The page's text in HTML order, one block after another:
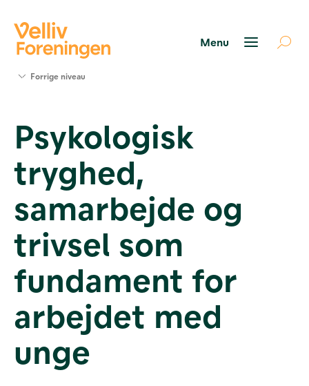
Værktøjer
og viden
Om Velliv
Foreningen
Kontakt
os
Forrige niveau
Psykologisk
tryghed,
samarbejde og
trivsel som
fundament for
arbejdet med
unge